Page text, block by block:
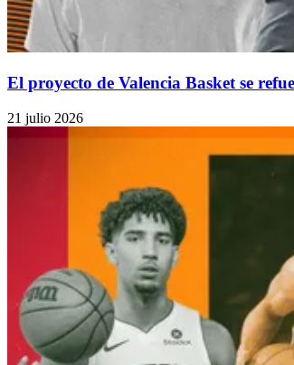
El proyecto de Valencia Basket se
21 julio 2026